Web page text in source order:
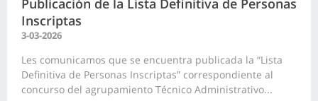
Publicación de la Lista Definitiva de Personas
Inscriptas
3-03-2026
Les comunicamos que se encuentra publicada la “Lista
Definitiva de Personas Inscriptas” correspondiente al
concurso del agrupamiento Técnico Administrativo...